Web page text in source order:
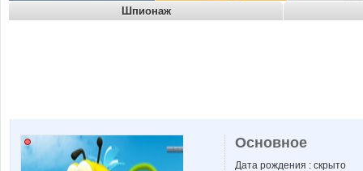
Шпионаж
Основное
Дата рождения : скрыто